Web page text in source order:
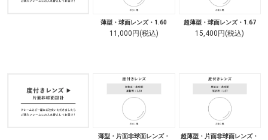
薄型・球面レンズ・1.60
11,000円(税込)
超薄型・球面レンズ・1.67
15,400円(税込)
薄型・片面非球面レンズ・
超薄型・片面非球面レンズ・